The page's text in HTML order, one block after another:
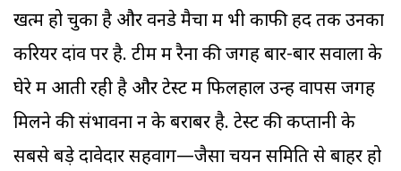
खत्म हो चुका है और वनडे मैचों में भी काफी हद तक उनका
करियर दांव पर है. टीम में रैना की जगह बार-बार सवालों के
घेरे में आती रही है और टेस्ट में फिलहाल उन्हें वापस जगह
मिलने की संभावना न के बराबर है. टेस्ट की कप्तानी के
सबसे बड़े दावेदार सहवाग—जैसा चयन समिति से बाहर हो